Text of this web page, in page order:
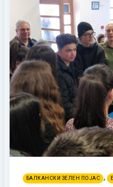
БАЛКАНСКИ ЗЕЛЕН ПОЈАС ,